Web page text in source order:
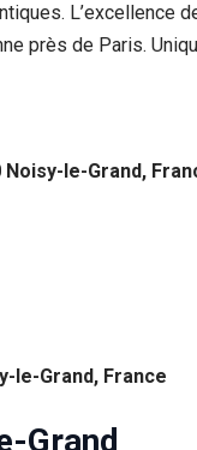
L’excellence
près de Paris.
le-Grand,
le-Grand, France
Grand